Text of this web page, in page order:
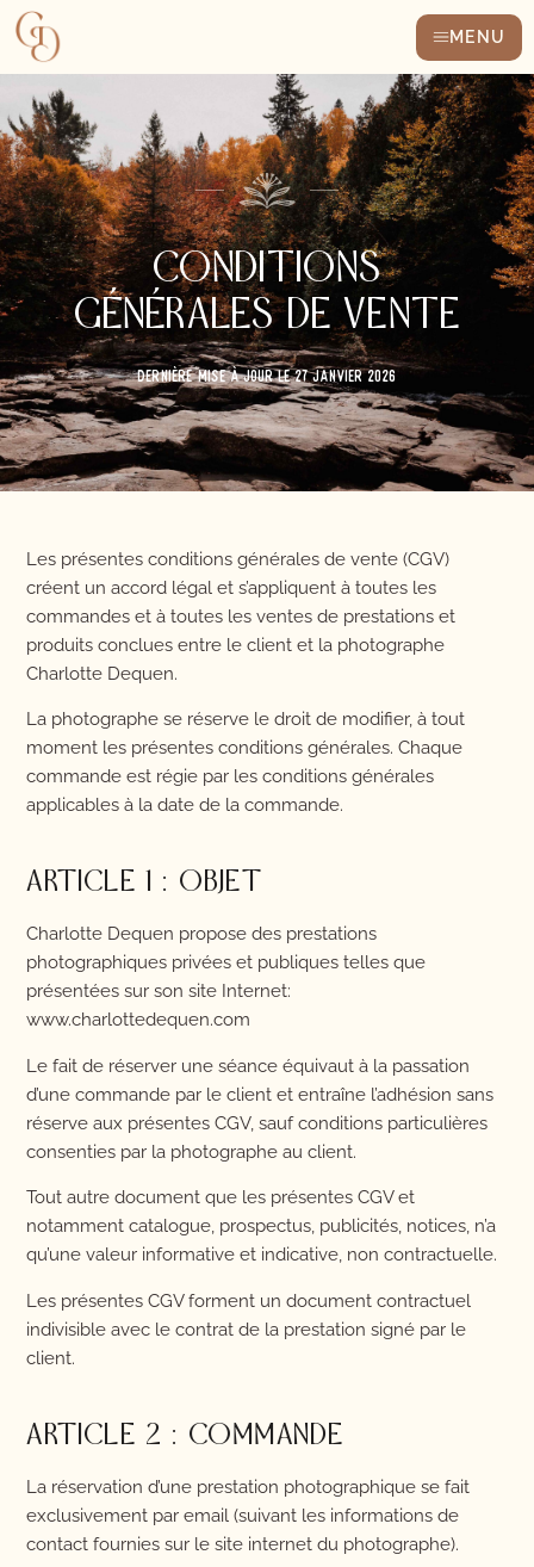
MENU
CONDITIONS
GÉNÉRALES DE VENTE
DERNIÈRE MISE À JOUR LE 27 JANVIER 2026
Les présentes conditions générales de vente (CGV)
créent un accord légal et s’appliquent à toutes les
commandes et à toutes les ventes de prestations et
produits conclues entre le client et la photographe
Charlotte Dequen.
La photographe se réserve le droit de modifier, à tout
moment les présentes conditions générales. Chaque
commande est régie par les conditions générales
applicables à la date de la commande.
ARTICLE 1 : OBJET
Charlotte Dequen propose des prestations
photographiques privées et publiques telles que
présentées sur son site Internet:
www.charlottedequen.com
Le fait de réserver une séance équivaut à la passation
d’une commande par le client et entraîne l’adhésion sans
réserve aux présentes CGV, sauf conditions particulières
consenties par la photographe au client.
Tout autre document que les présentes CGV et
notamment catalogue, prospectus, publicités, notices, n’a
qu’une valeur informative et indicative, non contractuelle.
Les présentes CGV forment un document contractuel
indivisible avec le contrat de la prestation signé par le
client.
ARTICLE 2 : COMMANDE
La réservation d’une prestation photographique se fait
exclusivement par email (suivant les informations de
contact fournies sur le site internet du photographe).